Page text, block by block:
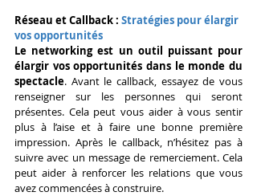
Réseau et Callback : Stratégies pour élargir
vos opportunités
Le networking est un outil puissant pour
élargir vos opportunités dans le monde du
spectacle. Avant le callback, essayez de vous
renseigner sur les personnes qui seront
présentes. Cela peut vous aider à vous sentir
plus à l’aise et à faire une bonne première
impression. Après le callback, n’hésitez pas à
suivre avec un message de remerciement. Cela
peut aider à renforcer les relations que vous
avez commencées à construire.